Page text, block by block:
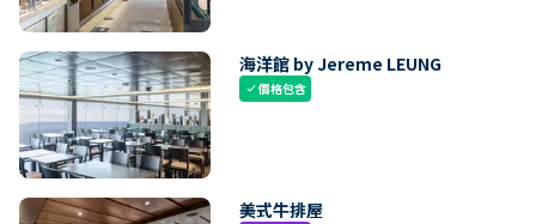
海洋館 by Jereme LEUNG
check價格包含
美式牛排屋